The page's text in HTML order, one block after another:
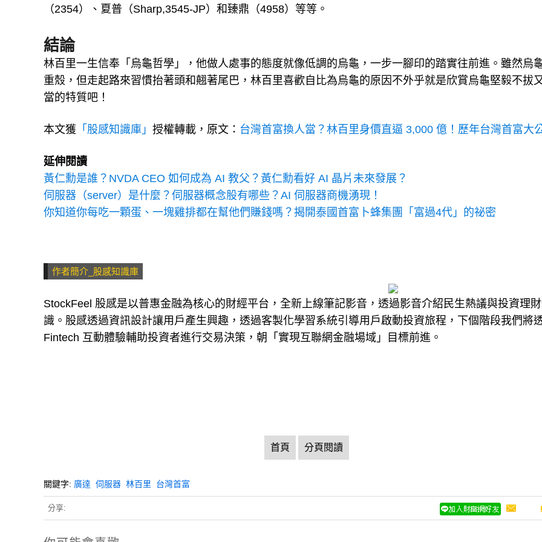
（2354）、夏普（Sharp,3545-JP）和臻鼎（4958）等等。
結論
林百里一生信奉「烏龜哲學」，他做人處事的態度就像低調的烏龜，一步一腳印的踏實往前進。雖然烏
重殼，但走起路來習慣抬著頭和翹著尾巴，林百里喜歡自比為烏龜的原因不外乎就是欣賞烏龜堅毅不拔
當的特質吧！
本文獲 「股感知識庫」 授權轉載，原文： 台灣首富換人當？林百里身價直逼 3,000 億！歷年台灣首富大
延伸閱讀
黃仁勳是誰？NVDA CEO 如何成為 AI 教父？黃仁勳看好 AI 晶片未來發展？
伺服器（server）是什麼？伺服器概念股有哪些？AI 伺服器商機湧現！
你知道你每吃一顆蛋、一塊雞排都在幫他們賺錢嗎？揭開泰國首富卜蜂集團「富過4代」的祕密
作者簡介_股感知識庫
StockFeel 股感是以普惠金融為核心的財經平台，全新上線筆記影音，透過影音介紹民生熱議與投資理財
識。股感透過資訊設計讓用戶產生興趣，透過客製化學習系統引導用戶啟動投資旅程，下個階段我們將
Fintech 互動體驗輔助投資者進行交易決策，朝「實現互聯網金融場域」目標前進。
首頁 分頁閱讀
關鍵字: 廣達 伺服器 林百里 台灣首富
分享: